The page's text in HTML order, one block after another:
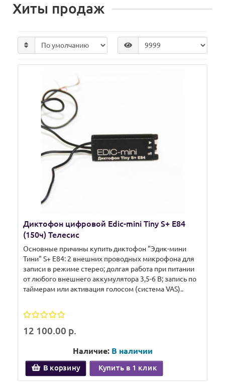
Хиты продаж
Диктофон цифровой Edic-mini Tiny S+ E84
(150ч) Телесис
Основные причины купить диктофон "Эдик-мини
Тини" S+ E84: 2 внешних проводных микрофона для
записи в режиме стерео; долгая работа при питании
от любого внешнего аккумулятора 3,5-6 В; запись по
таймерам или активация голосом (система VAS)..
12 100.00 р.
Наличие: В наличии
В корзину Купить в 1 клик